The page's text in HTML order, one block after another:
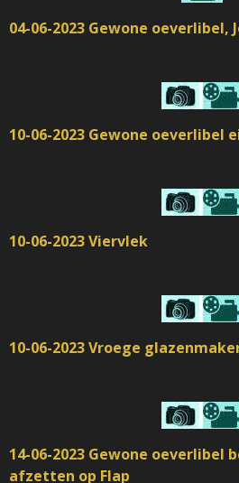
04-06-2023 Gewone oeverlibel,
10-06-2023 Gewone oeverlibel
10-06-2023 Viervlek
10-06-2023 Vroege
14-06-2023 Gewone oeverlibel
afzetten op Flap